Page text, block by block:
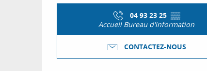
04 93 23 25 ▒▒
Accueil Bureau d'information
CONTACTEZ-NOUS